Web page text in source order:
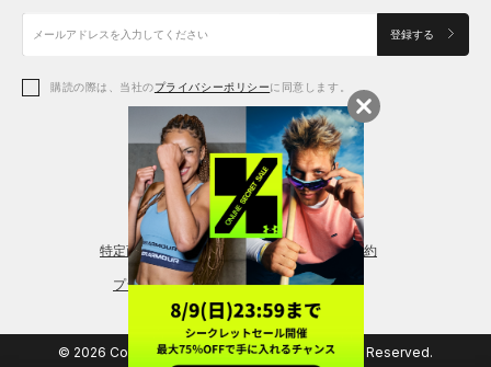
アクセサリー
アクセサリー
シューズ
アクセサリー
レギンス＆タイツ
シューズ
登録する
購読の際は、当社のプライバシーポリシーに同意します。
特定商取引法に基づく通販の表記 会員規約
プライバシーポリシー
© 2026 Copyright DOME Corporation. All Rights Reserved.